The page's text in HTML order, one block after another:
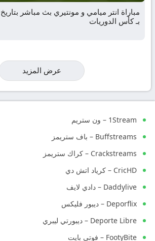
بـ كأس الدوريات
عرض المزيد
1Stream – ون ستريم
Buffstreams – باف ستريمز
Crackstreams – كراك ستريمز
CricHD – كرياد اتش دي
Daddylive – دادي لايف
Deporflix – ديبور فليكس
Deporte Libre – ديبورتي ليبري
FootyBite – فوتي بايت